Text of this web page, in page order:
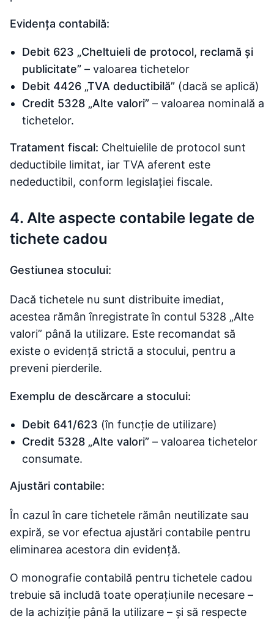
Evidența contabilă:
Debit 623 „Cheltuieli de protocol, reclamă și
publicitate” – valoarea tichetelor
Debit 4426 „TVA deductibilă” (dacă se aplică)
Credit 5328 „Alte valori” – valoarea nominală a
tichetelor.
Tratament fiscal: Cheltuielile de protocol sunt
deductibile limitat, iar TVA aferent este
nedeductibil, conform legislației fiscale.
4. Alte aspecte contabile legate de
tichete cadou
Gestiunea stocului:
Dacă tichetele nu sunt distribuite imediat,
acestea rămân înregistrate în contul 5328 „Alte
valori” până la utilizare. Este recomandat să
existe o evidență strictă a stocului, pentru a
preveni pierderile.
Exemplu de descărcare a stocului:
Debit 641/623 (în funcție de utilizare)
Credit 5328 „Alte valori” – valoarea tichetelor
consumate.
Ajustări contabile:
În cazul în care tichetele rămân neutilizate sau
expiră, se vor efectua ajustări contabile pentru
eliminarea acestora din evidență.
O monografie contabilă pentru tichetele cadou
trebuie să includă toate operațiunile necesare –
de la achiziție până la utilizare – și să respecte